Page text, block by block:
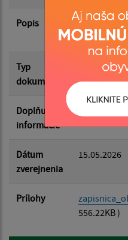
Filtrovať
Popis
Zápisnica
11.05.2026
Typ
dokumentu
Zasadnutia
Doplňujúce
informácie
Dátum
zverejnenia
15.05.2026
Prílohy
556.22KB )